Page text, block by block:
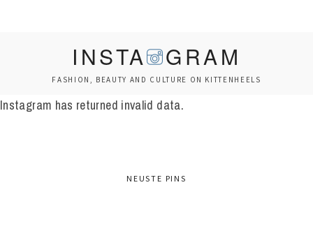
INSTA GRAM
FASHION, BEAUTY AND CULTURE ON KITTENHEELS
Instagram has returned invalid data.
NEUSTE PINS